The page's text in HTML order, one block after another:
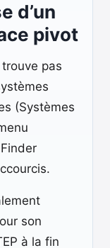
d’un
pivot
trouve pas
(Systèmes
son
à la fin